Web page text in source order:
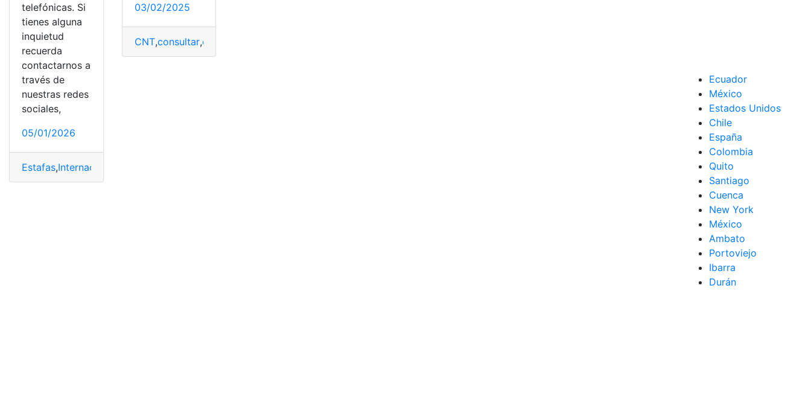
telefónicas. Si
tienes alguna
inquietud
recuerda
contactarnos a
través de
nuestras redes
sociales,
05/01/2026
Estafas,Internacionales
03/02/2025
CNT,consultar,detalle
Ecuador
México
Estados Unidos
Chile
España
Colombia
Quito
Santiago
Cuenca
New York
México
Ambato
Portoviejo
Ibarra
Durán